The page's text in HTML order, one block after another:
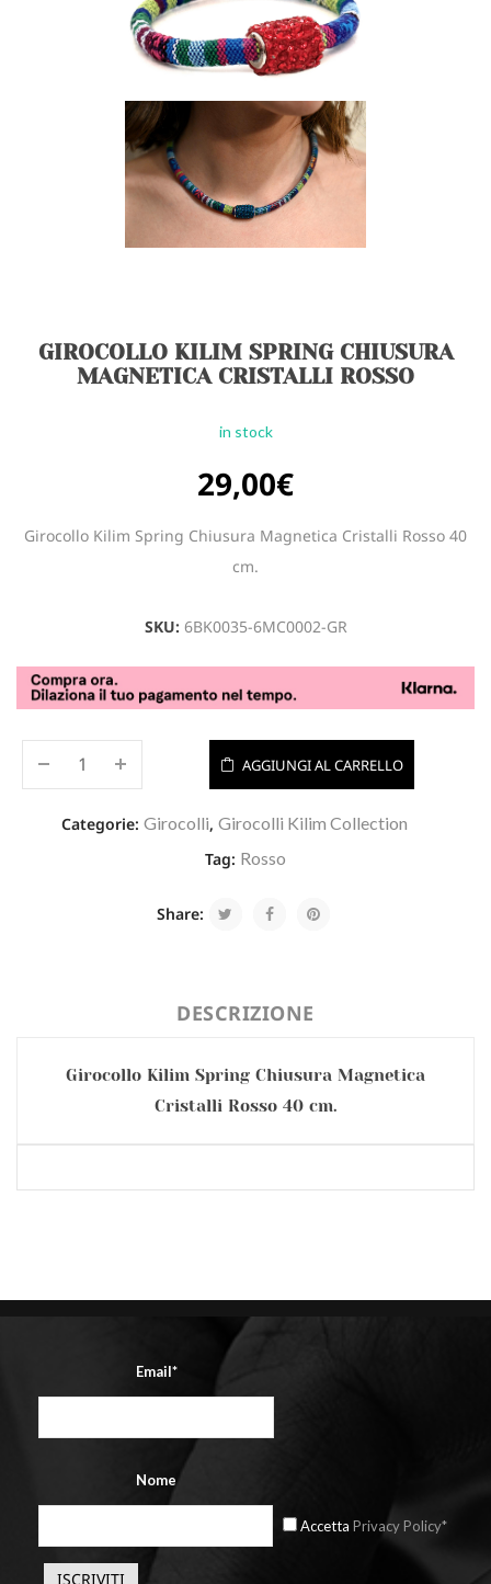
GIROCOLLO KILIM SPRING CHIUSURA
MAGNETICA CRISTALLI ROSSO
in stock
29,00€
Girocollo Kilim Spring Chiusura Magnetica Cristalli Rosso 40
cm.
SKU: 6BK0035-6MC0002-GR
AGGIUNGI AL CARRELLO
Categorie: Girocolli, Girocolli Kilim Collection
Tag: Rosso
Share:
DESCRIZIONE
Girocollo Kilim Spring Chiusura Magnetica
Cristalli Rosso 40 cm.
Email*
Nome
Accetta Privacy Policy*